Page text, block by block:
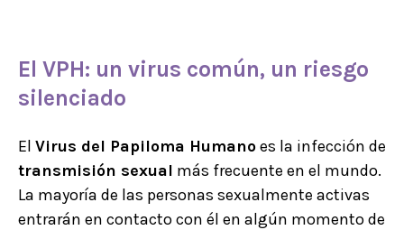
El VPH: un virus común, un riesgo
silenciado
El Virus del Papiloma Humanoes la infección de
transmisión sexual más frecuente en el mundo.
La mayoría de las personas sexualmente activas
entrarán en contacto con él en algún momento de